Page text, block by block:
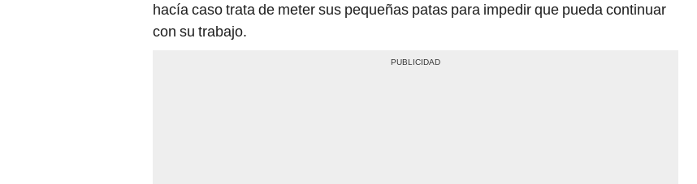
hacía caso trata de meter sus pequeñas patas para impedir que pueda continuar
con su trabajo.